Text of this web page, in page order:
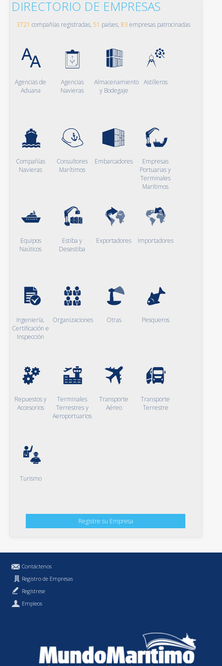
DIRECTORIO DE EMPRESAS
3721 compañías registradas, 51 países, 83 empresas patrocinadas
Agencias de
Aduana
Agencias
Navieras
Almacenamiento
y Bodegaje
Astilleros
Compañías
Navieras
Consultores
Marítimos
Embarcadores
Empresas
Portuarias y
Terminales
Marítimos
Equipos
Naúticos
Estiba y
Desestiba
Exportadores Importadores
Ingeniería,
Certificación e
Inspección
Organizaciones Otras Pesqueros
Repuestos y
Accesorios
Terminales
Terrestres y
Aeroportuarios
Transporte
Aéreo
Transporte
Terrestre
Turismo
Registre su Empresa
Contáctenos
Registro de Empresas
Regístrese
Empleos